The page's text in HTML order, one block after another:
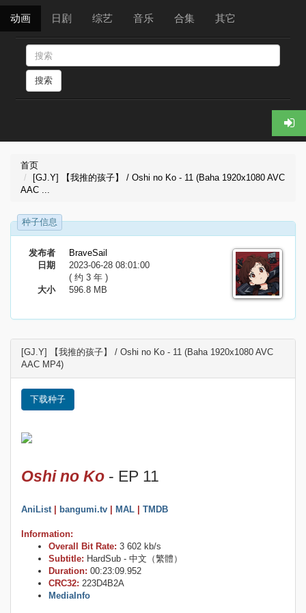
动画 日剧 综艺 音乐 合集 其它
搜索
首页
[GJ.Y] 【我推的孩子】 / Oshi no Ko - 11 (Baha 1920x1080 AVC
AAC ...
种子信息
发布者
BraveSail
日期
2023-06-28 08:01:00
( 约 3 年 )
大小
596.8 MB
[GJ.Y] 【我推的孩子】 / Oshi no Ko - 11 (Baha 1920x1080 AVC
AAC MP4)
下载种子
Oshi no Ko - EP 11
AniList| bangumi.tv MAL TMDB
Information:
Overall Bit Rate: 3 602 kb/s
Subtitle: HardSub - 中文（繁體）
Duration: 00:23:09.952
CRC32: 223D4B2A
MediaInfo